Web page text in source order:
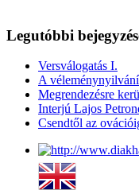
Legutóbbi
Versválogatás I.
A
Megrendezésre
Interjú Lajos
Csendtől az